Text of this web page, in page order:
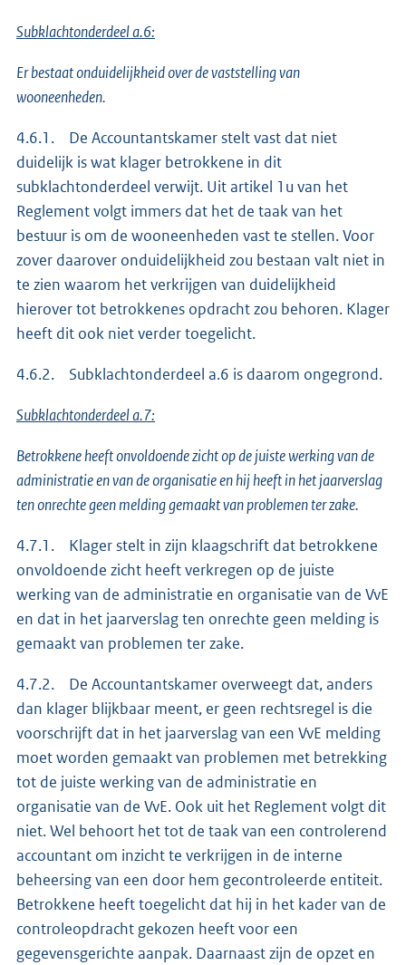
Subklachtonderdeel a.6:
Er bestaat onduidelijkheid over de vaststelling van
wooneenheden.
4.6.1. De Accountantskamer stelt vast dat niet
duidelijk is wat klager betrokkene in dit
subklachtonderdeel verwijt. Uit artikel 1u van het
Reglement volgt immers dat het de taak van het
bestuur is om de wooneenheden vast te stellen. Voor
zover daarover onduidelijkheid zou bestaan valt niet in
te zien waarom het verkrijgen van duidelijkheid
hierover tot betrokkenes opdracht zou behoren. Klager
heeft dit ook niet verder toegelicht.
4.6.2. Subklachtonderdeel a.6 is daarom ongegrond.
Subklachtonderdeel a.7:
Betrokkene heeft onvoldoende zicht op de juiste werking van de
administratie en van de organisatie en hij heeft in het jaarverslag
ten onrechte geen melding gemaakt van problemen ter zake.
4.7.1. Klager stelt in zijn klaagschrift dat betrokkene
onvoldoende zicht heeft verkregen op de juiste
werking van de administratie en organisatie van de VvE
en dat in het jaarverslag ten onrechte geen melding is
gemaakt van problemen ter zake.
4.7.2. De Accountantskamer overweegt dat, anders
dan klager blijkbaar meent, er geen rechtsregel is die
voorschrijft dat in het jaarverslag van een VvE melding
moet worden gemaakt van problemen met betrekking
tot de juiste werking van de administratie en
organisatie van de VvE. Ook uit het Reglement volgt dit
niet. Wel behoort het tot de taak van een controlerend
accountant om inzicht te verkrijgen in de interne
beheersing van een door hem gecontroleerde entiteit.
Betrokkene heeft toegelicht dat hij in het kader van de
controleopdracht gekozen heeft voor een
gegevensgerichte aanpak. Daarnaast zijn de opzet en